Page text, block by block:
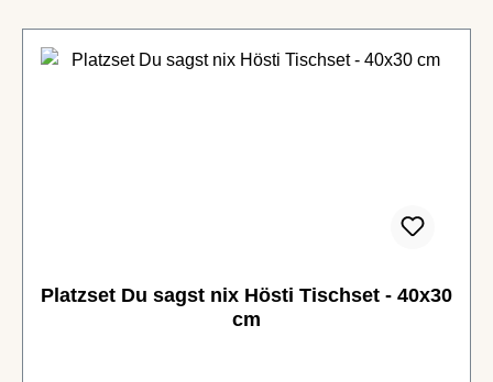
Platzset Du sagst nix Hösti Tischset - 40x30
cm